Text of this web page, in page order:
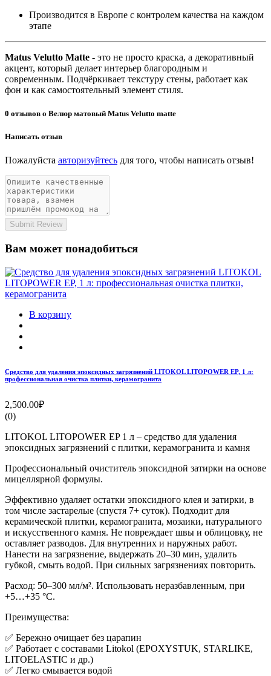
Производится в Европе с контролем качества на каждом
этапе
Matus Velutto Matte - это не просто краска, а декоративный
акцент, который делает интерьер благородным и
современным. Подчёркивает текстуру стены, работает как
фон и как самостоятельный элемент стиля.
0 отзывов о Велюр матовый Matus Velutto matte
Написать отзыв
Пожалуйста авторизуйтесь для того, чтобы написать отзыв!
Submit Review
Вам может понадобиться
В корзину
Средство для удаления эпоксидных загрязнений LITOKOL LITOPOWER EP, 1 л:
профессиональная очистка плитки, керамогранита
2,500.00₽
(0)
LITOKOL LITOPOWER EP 1 л – средство для удаления
эпоксидных загрязнений с плитки, керамогранита и камня
Профессиональный очиститель эпоксидной затирки на основе
мицеллярной формулы.
Эффективно удаляет остатки эпоксидного клея и затирки, в
том числе застарелые (спустя 7+ суток). Подходит для
керамической плитки, керамогранита, мозаики, натурального
и искусственного камня. Не повреждает швы и облицовку, не
оставляет разводов. Для внутренних и наружных работ.
Нанести на загрязнение, выдержать 20–30 мин, удалить
губкой, смыть водой. При сильных загрязнениях повторить.
Расход: 50–300 мл/м². Использовать неразбавленным, при
+5…+35 °C.
Преимущества:
✅ Бережно очищает без царапин
✅ Работает с составами Litokol (EPOXYSTUK, STARLIKE,
LITOELASTIC и др.)
✅ Легко смывается водой